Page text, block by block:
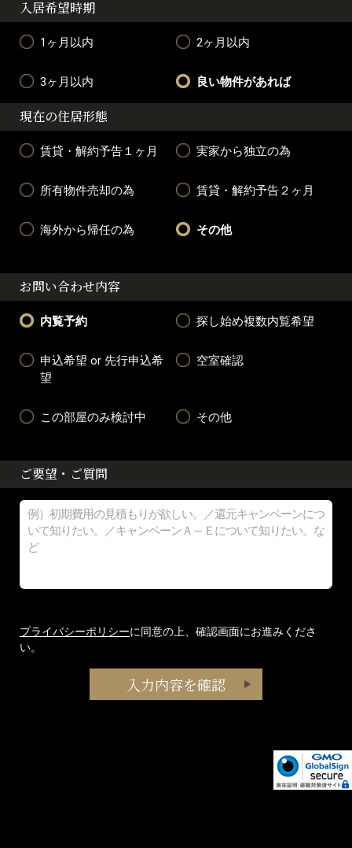
入居希望時期
1ヶ月以内 2ヶ月以内
3ヶ月以内 良い物件があれば
現在の住居形態
賃貸・解約予告１ヶ月 実家から独立の為
所有物件売却の為 賃貸・解約予告２ヶ月
海外から帰任の為 その他
お問い合わせ内容
内覧予約 探し始め複数内覧希望
申込希望 or 先行申込希
望
空室確認
この部屋のみ検討中 その他
ご要望・ご質問
プライバシーポリシーに同意の上、確認画面にお進みくださ
い。